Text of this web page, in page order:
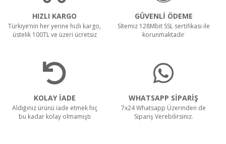
HIZLI KARGO
Türkiye’nin her yerine hızlı kargo,
üstelik 100TL ve üzeri ücretsiz
GÜVENLİ ÖDEME
Sİtemiz 128Mbit SSL sertifikası ile
korunmaktadır
KOLAY İADE
Aldığınız ürünü iade etmek hiç
bu kadar kolay olmamıştı
WHATSAPP SİPARİŞ
7x24 Whatsapp Üzerinden de
Sipariş Verebilirsiniz.